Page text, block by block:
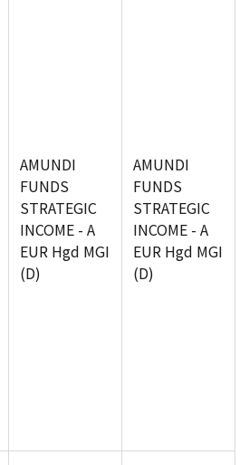
AMUNDI
FUNDS
STRATEGIC
INCOME - A
EUR Hgd MGI
(D)
AMUNDI
FUNDS
STRATEGIC
INCOME - A
EUR Hgd MGI
(D)